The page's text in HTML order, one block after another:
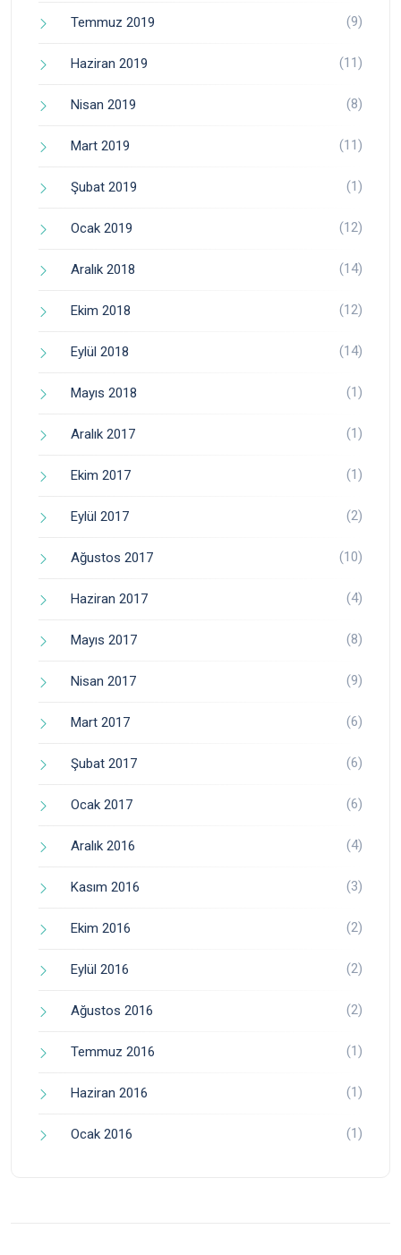
Temmuz 2019 (9)
Haziran 2019 (11)
Nisan 2019 (8)
Mart 2019 (11)
Şubat 2019 (1)
Ocak 2019 (12)
Aralık 2018 (14)
Ekim 2018 (12)
Eylül 2018 (14)
Mayıs 2018 (1)
Aralık 2017 (1)
Ekim 2017 (1)
Eylül 2017 (2)
Ağustos 2017 (10)
Haziran 2017 (4)
Mayıs 2017 (8)
Nisan 2017 (9)
Mart 2017 (6)
Şubat 2017 (6)
Ocak 2017 (6)
Aralık 2016 (4)
Kasım 2016 (3)
Ekim 2016 (2)
Eylül 2016 (2)
Ağustos 2016 (2)
Temmuz 2016 (1)
Haziran 2016 (1)
Ocak 2016 (1)